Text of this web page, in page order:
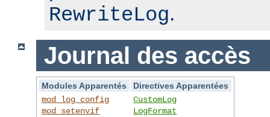
RewriteLog.
Journal des accès
Modules Apparentés
Directives Apparentées
mod_log_config
mod_setenvif
CustomLog
LogFormat